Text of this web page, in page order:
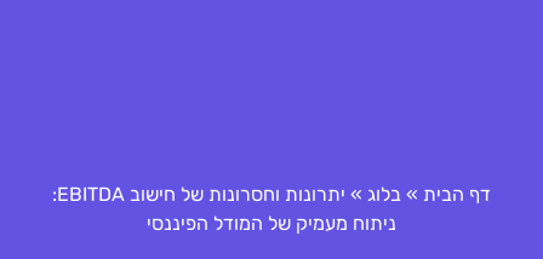
דף הבית » בלוג »
יתרונות וחסרונות של חישוב EBITDA:
ניתוח מעמיק של המודל הפיננסי